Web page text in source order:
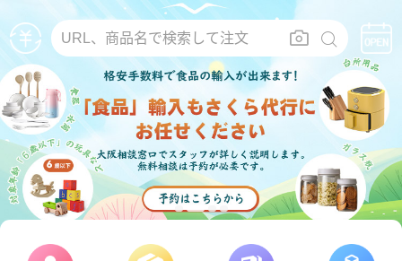
URL、商品名で検索して注文